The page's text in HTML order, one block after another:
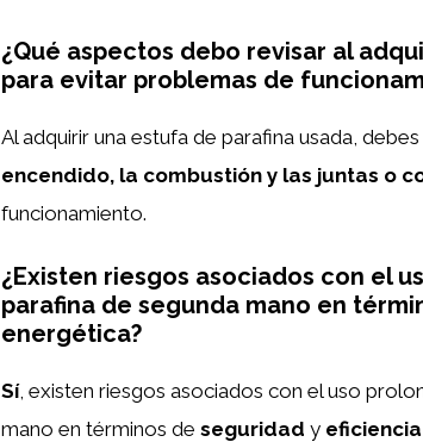
¿Qué aspectos debo revisar al
para evitar problemas de
Al adquirir una estufa de parafina usada,
encendido, la combustión y las juntas o
funcionamiento.
¿Existen riesgos asociados con el
parafina de segunda mano en
energética?
Sí, existen riesgos asociados con el uso
mano en términos de seguridad y